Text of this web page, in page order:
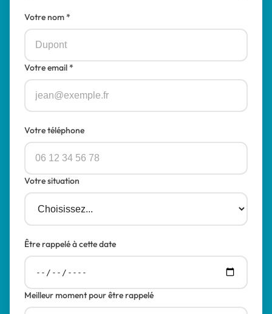
Votre nom *
Votre email *
Votre téléphone
Votre situation
Être rappelé à cette date
Meilleur moment pour être rappelé